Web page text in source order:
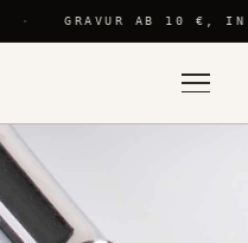
· GRAVUR AB 10 €,